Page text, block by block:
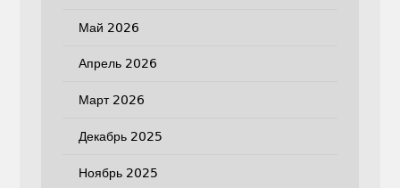
Май 2026
Апрель 2026
Март 2026
Декабрь 2025
Ноябрь 2025